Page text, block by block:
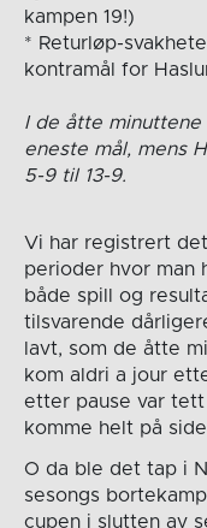
kampen 19!)
* Returløp-
kontramål for
I de åtte
eneste mål, mens
5-9 til 13-9.
Vi har registrert
perioder hvor man
både spill og
tilsvarende
lavt, som de åtte
kom aldri a jour
etter pause var
komme helt på
O da ble det tap i
sesongs
cupen i slutten av